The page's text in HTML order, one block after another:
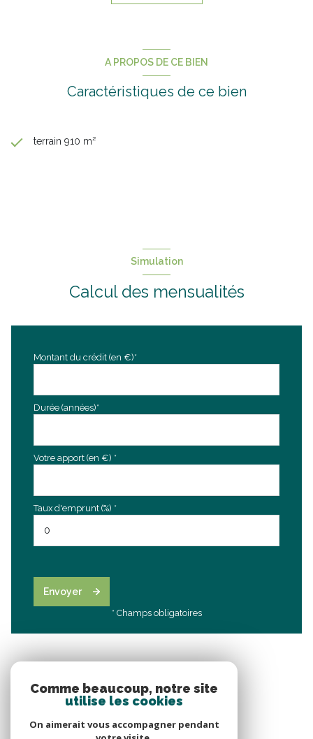
A PROPOS DE CE BIEN
Caractéristiques de ce bien
terrain 910 m²
Simulation
Calcul des mensualités
Montant du crédit (en €)*
Durée (années)*
Votre apport (en €) *
Taux d'emprunt (%) *
Envoyer
* Champs obligatoires
Comme beaucoup, notre site
utilise les cookies
On aimerait vous accompagner pendant